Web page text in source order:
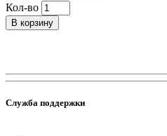
Кол-во
В корзину
Служба поддержки